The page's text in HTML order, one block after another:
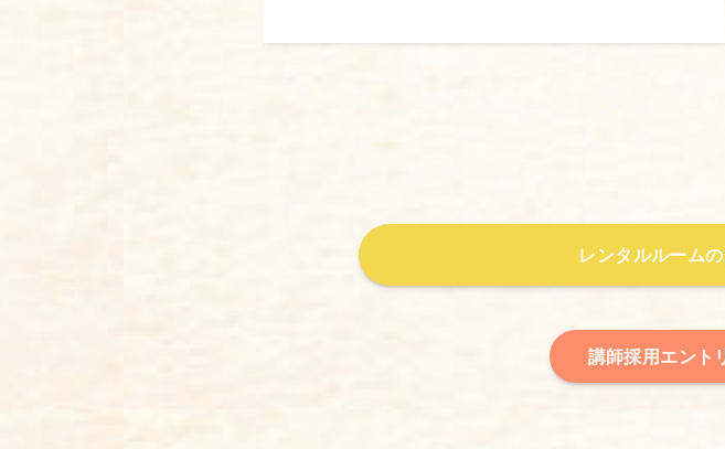
レンタルルーム
講師採用エント